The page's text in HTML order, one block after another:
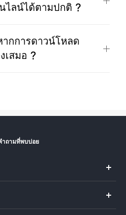
ไลน์ได้ตามปกติ ?
กการดาวน์โหลด
เสมอ ?
ำถามที่พบบ่อย